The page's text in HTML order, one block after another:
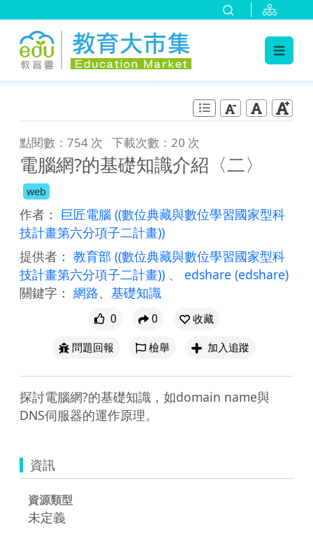
點閱數：754 次 下載次數：20 次
電腦網?的基礎知識介紹〈二〉
web
作者： 巨匠電腦 ((數位典藏與數位學習國家型科
技計畫第六分項子二計畫))
提供者： 教育部 ((數位典藏與數位學習國家型科
技計畫第六分項子二計畫)) 、 edshare (edshare)
關鍵字： 網路、 基礎知識
0 0
收藏
問題回報
檢舉 加入追蹤
探討電腦網?的基礎知識，如domain name與
DNS伺服器的運作原理。
資訊
資源類型
未定義